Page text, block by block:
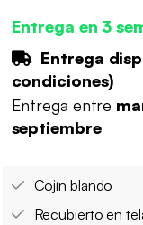
Entrega en 3
Entrega
condiciones)
Entrega entre
septiembre
Cojín blando
Recubierto en